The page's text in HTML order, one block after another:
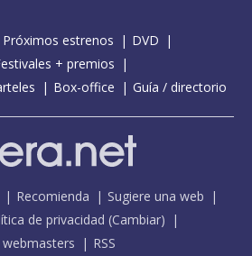
Próximos estrenos
DVD
+ premios
Box-office Guía / directorio
Recomienda
Sugiere una web
de privacidad (Cambiar)
webmasters RSS